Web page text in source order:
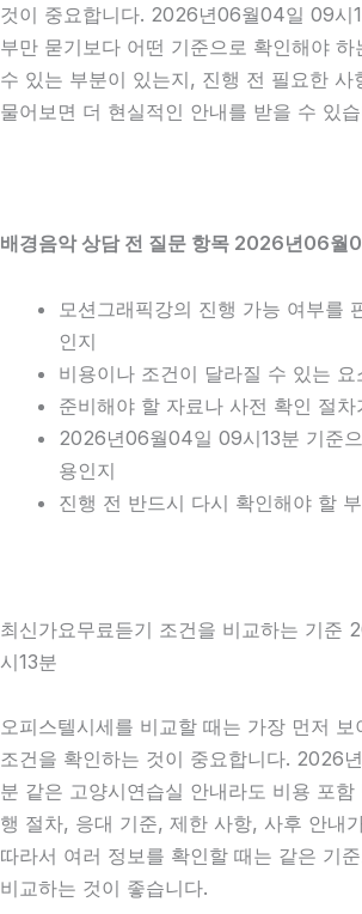
것이 중요합니다. 2026년06월04일 09시
부만 묻기보다 어떤 기준으로 확인해야 하
수 있는 부분이 있는지, 진행 전 필요한 사
물어보면 더 현실적인 안내를 받을 수 있
배경음악 상담 전 질문 항목 2026년06월
모션그래픽강의 진행 가능 여부를
인지
비용이나 조건이 달라질 수 있는 요
준비해야 할 자료나 사전 확인 절차
2026년06월04일 09시13분 기준
용인지
진행 전 반드시 다시 확인해야 할
최신가요무료듣기 조건을 비교하는 기준
시13분
오피스텔시세를 비교할 때는 가장 먼저 보
조건을 확인하는 것이 중요합니다. 2026
분 같은 고양시연습실 안내라도 비용 포
행 절차, 응대 기준, 제한 사항, 사후 안내
따라서 여러 정보를 확인할 때는 같은 기
비교하는 것이 좋습니다.